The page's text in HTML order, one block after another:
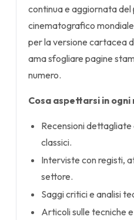
continua e aggiornata del
cinematografico
per la versione cartacea
ama sfogliare pagine
numero.
Cosa aspettarsi in ogni
Recensioni
classici.
Interviste con registi,
settore.
Saggi critici e analisi
Articoli sulle tecniche